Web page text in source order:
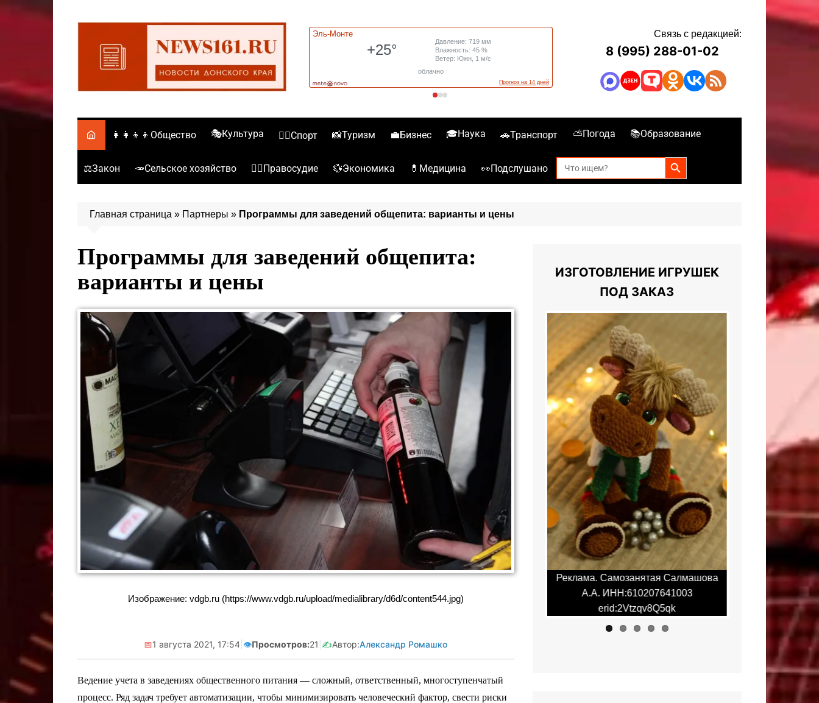
Перейти
Связь с редакцией:
8 (995) 288-01-02
👩‍👩‍👦‍👦Общество 🎭Культура 🏋️‍♀️Спорт 📸Туризм 💼Бизнес 🎓Наука 🚗Транспорт ⛅Погода 📚Образование
⚖️Закон 🥕Сельское хозяйство 👮‍♂️Правосудие 💱Экономика 💊Медицина 👀Подслушано
Search
for:
Search Button
Главная страница » Партнеры » Программы для заведений общепита: варианты и цены
Программы для заведений общепита:
варианты и цены
Изображение: vdgb.ru (https://www.vdgb.ru/upload/medialibrary/d6d/content544.jpg)
📅1 августа 2021, 17:54 👁️Просмотров:21 ✍️Автор:Александр Ромашко
Ведение учета в заведениях общественного питания — сложный, ответственный, многоступенчатый
процесс. Ряд задач требует автоматизации, чтобы минимизировать человеческий фактор, свести риски
ИЗГОТОВЛЕНИЕ ИГРУШЕК
ПОД ЗАКАЗ
Реклама. Самозанятая Салмашова
А.А. ИНН:610207641003
Реклама. Самозанятая Салмашова
А.А. ИНН:610207641003
Реклама. Самозанятая Салмашова
А.А. ИНН:610207641003
erid:2Vtzqv8Q5qk
Реклама.